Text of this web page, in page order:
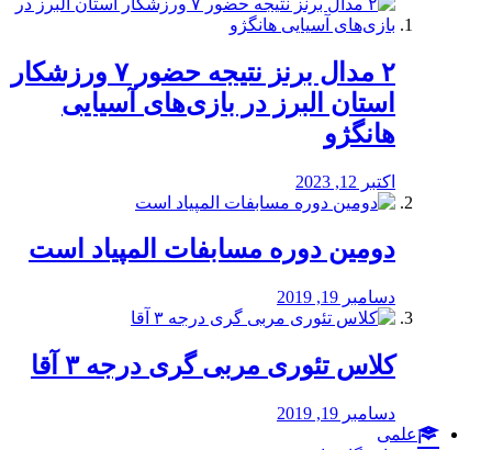
۲ مدال برنز نتیجه حضور ۷ ورزشکار
استان البرز در بازی‌های آسیایی
هانگژو
اکتبر 12, 2023
دومین دوره مسابفات المپیاد است
دسامبر 19, 2019
کلاس تئوری مربی گری درجه ۳ آقا
دسامبر 19, 2019
علمی